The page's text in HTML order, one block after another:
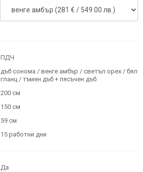
ПДЧ
дъб сонома / венге амбър / светъл орех / бял
гланц / тъмен дъб + пясъчен дъб
200 см
150 см
59 см
15 работни дни
Да